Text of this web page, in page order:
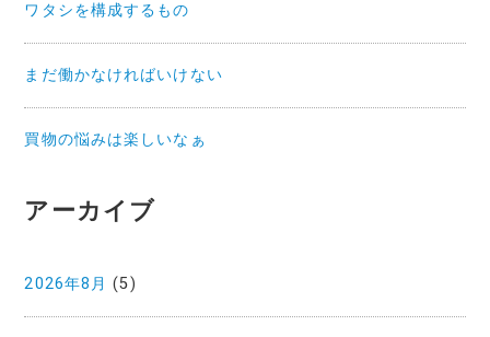
ワタシを構成するもの
まだ働かなければいけない
買物の悩みは楽しいなぁ
アーカイブ
2026年8月 (5)